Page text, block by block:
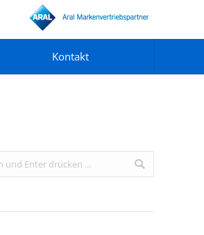
Kontakt